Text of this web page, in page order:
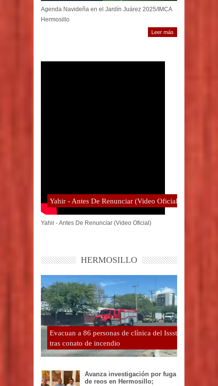
Agenda Navideña en el Jardín Juárez 2025/IMCA
Hermosillo
Leer más
Yahir - Antes De Renunciar (Video Oficial)
Yahir - Antes De Renunciar (Video Oficial)
HERMOSILLO
Evacuan a 86 personas de clínica del Issste
tras conato de incendio
Avanza investigación por fuga
de reos en Hermosillo;